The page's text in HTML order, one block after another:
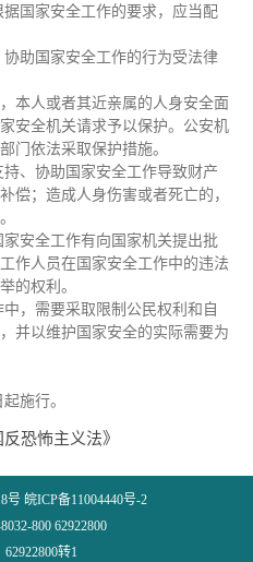
国家安全工作的要求，应当配
助国家安全工作的行为受法律
本人或者其近亲属的人身安全面
安全机关请求予以保护。公安机
门依法采取保护措施。
、协助国家安全工作导致财产
偿；造成人身伤害或者死亡的，
安全工作有向国家机关提出批
作人员在国家安全工作中的违法
的权利。
，需要采取限制公民权利和自
并以维护国家安全的实际需要为
施行。
恐怖主义法》
皖ICP备11004440号-2
800 62922800
转1